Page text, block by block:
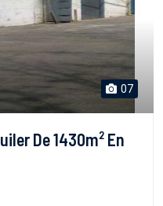
07
De 1430m² En